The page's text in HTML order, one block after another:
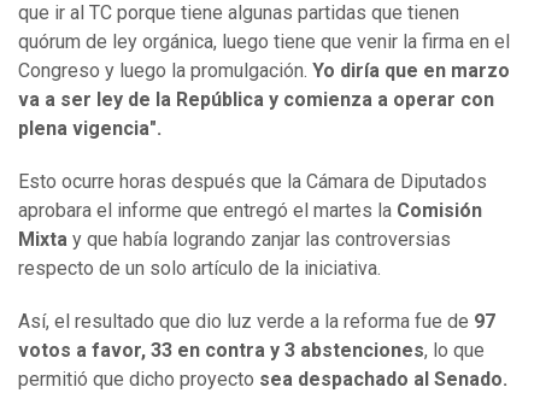
que ir al TC porque tiene algunas partidas que tienen
quórum de ley orgánica, luego tiene que venir la firma en el
Congreso y luego la promulgación. Yo diría que en marzo
va a ser ley de la República y comienza a operar con
plena vigencia".
Esto ocurre horas después que la Cámara de Diputados
aprobara el informe que entregó el martes la Comisión
Mixta y que había logrando zanjar las controversias
respecto de un solo artículo de la iniciativa.
Así, el resultado que dio luz verde a la reforma fue de 97
votos a favor, 33 en contra y 3 abstenciones, lo que
permitió que dicho proyecto sea despachado al Senado.